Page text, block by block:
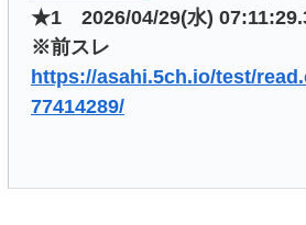
★1 2026/04/29(水)
※前スレ
https://asahi.5ch.io/test/
77414289/